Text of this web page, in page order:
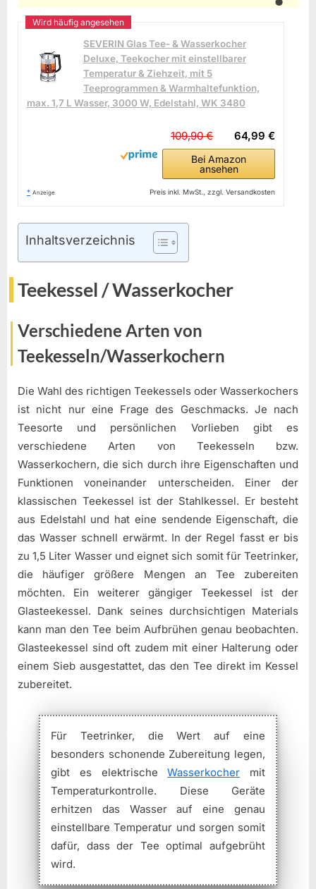
SEVERIN Glas Tee- & Wasserkocher
Deluxe, Teekocher mit einstellbarer
Temperatur & Ziehzeit, mit 5
Teeprogrammen & Warmhaltefunktion,
max. 1,7 L Wasser, 3000 W, Edelstahl, WK 3480
64,99 €
109,90 €
Bei Amazon
ansehen
* Anzeige Preis inkl. MwSt., zzgl. Versandkosten
Inhaltsverzeichnis
Teekessel / Wasserkocher
Verschiedene Arten von
Teekesseln/Wasserkochern
Die Wahl des richtigen Teekessels oder Wasserkochers
ist nicht nur eine Frage des Geschmacks. Je nach
Teesorte und persönlichen Vorlieben gibt es
verschiedene Arten von Teekesseln bzw.
Wasserkochern, die sich durch ihre Eigenschaften und
Funktionen voneinander unterscheiden. Einer der
klassischen Teekessel ist der Stahlkessel. Er besteht
aus Edelstahl und hat eine sendende Eigenschaft, die
das Wasser schnell erwärmt. In der Regel fasst er bis
zu 1,5 Liter Wasser und eignet sich somit für Teetrinker,
die häufiger größere Mengen an Tee zubereiten
möchten. Ein weiterer gängiger Teekessel ist der
Glasteekessel. Dank seines durchsichtigen Materials
kann man den Tee beim Aufbrühen genau beobachten.
Glasteekessel sind oft zudem mit einer Halterung oder
einem Sieb ausgestattet, das den Tee direkt im Kessel
zubereitet.
Für Teetrinker, die Wert auf eine
besonders schonende Zubereitung legen,
gibt es elektrischeWasserkocher mit
Temperaturkontrolle. Diese Geräte
erhitzen das Wasser auf eine genau
einstellbare Temperatur und sorgen somit
dafür, dass der Tee optimal aufgebrüht
wird.